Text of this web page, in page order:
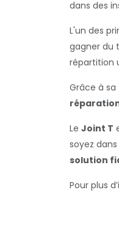
dans des
L'un des
gagner du
répartition
Grâce à sa
Le Joint T
soyez
solution
Pour plus